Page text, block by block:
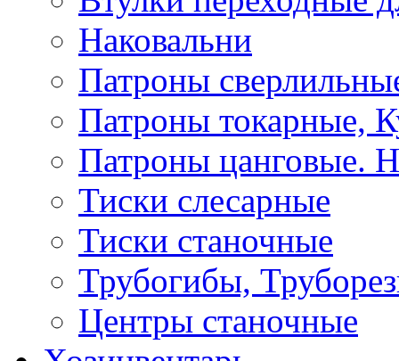
Наковальни
Патроны
Патроны токарные,
Патроны цанговые.
Тиски слесарные
Тиски станочные
Трубогибы,
Центры станочные